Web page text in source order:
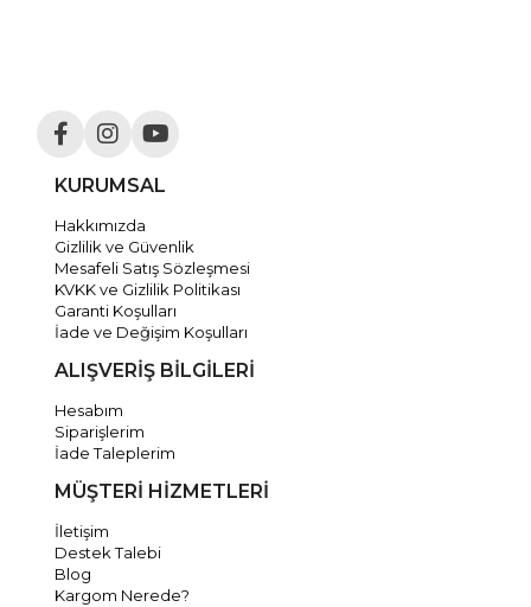
KURUMSAL
Hakkımızda
Gizlilik ve Güvenlik
Mesafeli Satış Sözleşmesi
KVKK ve Gizlilik Politikası
Garanti Koşulları
İade ve Değişim Koşulları
ALIŞVERİŞ BİLGİLERİ
Hesabım
Siparişlerim
İade Taleplerim
MÜŞTERİ HİZMETLERİ
İletişim
Destek Talebi
Blog
Kargom Nerede?